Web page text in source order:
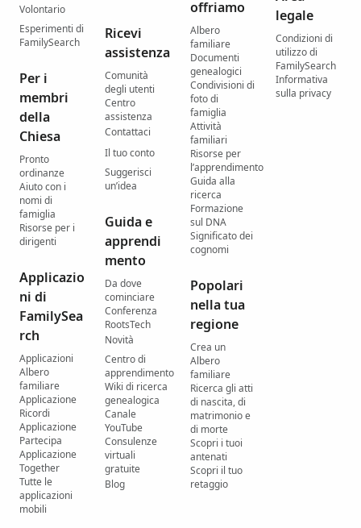
Volontario
Esperimenti di
FamilySearch
Per i
membri
della
Chiesa
Pronto
ordinanze
Aiuto con i
nomi di
famiglia
Risorse per i
dirigenti
Applicazio
ni di
FamilySea
rch
Applicazioni
Albero
familiare
Applicazione
Ricordi
Applicazione
Partecipa
Applicazione
Together
Tutte le
applicazioni
mobili
Ricevi
assistenza
Comunità
degli utenti
Centro
assistenza
Contattaci
Il tuo conto
Suggerisci
un’idea
Guida e
apprendi
mento
Da dove
cominciare
Conferenza
RootsTech
Novità
Centro di
apprendimento
Wiki di ricerca
genealogica
Canale
YouTube
Consulenze
virtuali
gratuite
Blog
offriamo
Albero
familiare
Documenti
genealogici
Condivisioni di
foto di
famiglia
Attività
familiari
Risorse per
l’apprendimento
Guida alla
ricerca
Formazione
sul DNA
Significato dei
cognomi
Popolari
nella tua
regione
Crea un
Albero
familiare
Ricerca gli atti
di nascita, di
matrimonio e
di morte
Scopri i tuoi
antenati
Scopri il tuo
retaggio
legale
Condizioni di
utilizzo di
FamilySearch
Informativa
sulla privacy